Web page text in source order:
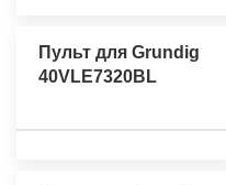
Пульт для Grundig
40VLE7320BL